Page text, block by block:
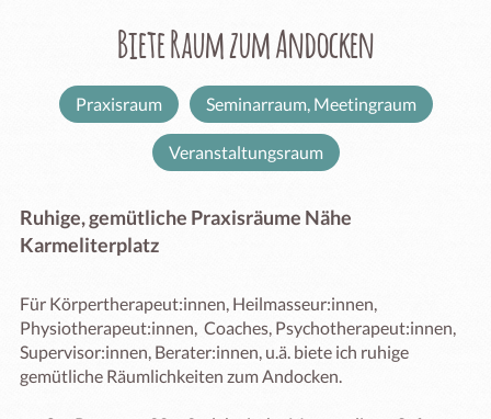
Biete Raum zum Andocken
Praxisraum Seminarraum, Meetingraum
Veranstaltungsraum
Ruhige, gemütliche Praxisräume Nähe
Karmeliterplatz
Für Körpertherapeut:innen, Heilmasseur:innen,
Physiotherapeut:innen,  Coaches, Psychotherapeut:innen,
Supervisor:innen, Berater:innen, u.ä. biete ich ruhige
gemütliche Räumlichkeiten zum Andocken.